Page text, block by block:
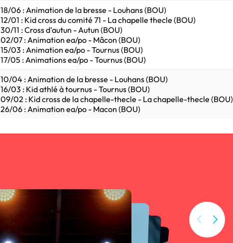
18/06 : Animation de la bresse - Louhans (BOU)
12/01 : Kid cross du comité 71 - La chapelle thecle (BOU)
30/11 : Cross d'autun - Autun (BOU)
02/07 : Animation ea/po - Mâcon (BOU)
15/03 : Animation ea/po - Tournus (BOU)
17/05 : Animations ea/po - Tournus (BOU)
10/04 : Animation de la bresse - Louhans (BOU)
16/03 : Kid athlé à tournus - Tournus (BOU)
09/02 : Kid cross de la chapelle-thecle - La chapelle-thecle (BOU)
26/06 : Animation ea/po - Macon (BOU)